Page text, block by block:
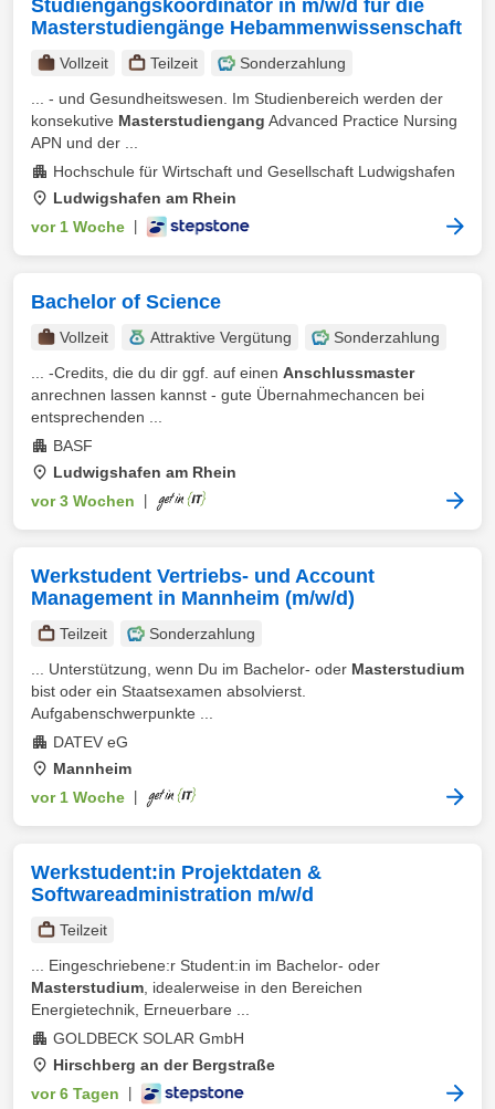
Studiengangskoordinator in m/w/d für die
Masterstudiengänge Hebammenwissenschaft
Vollzeit Teilzeit
Sonderzahlung
... - und Gesundheitswesen. Im Studienbereich werden der
konsekutive Masterstudiengang Advanced Practice Nursing
APN und der ...
Hochschule für Wirtschaft und Gesellschaft Ludwigshafen
Ludwigshafen am Rhein
vor 1 Woche
Bachelor of Science
Vollzeit Attraktive Vergütung
Sonderzahlung
... -Credits, die du dir ggf. auf einen Anschlussmaster
anrechnen lassen kannst - gute Übernahmechancen bei
entsprechenden ...
BASF
Ludwigshafen am Rhein
vor 3 Wochen
Werkstudent Vertriebs- und Account
Management in Mannheim (m/w/d)
Teilzeit
Sonderzahlung
... Unterstützung, wenn Du im Bachelor- oder Masterstudium
bist oder ein Staatsexamen absolvierst.
Aufgabenschwerpunkte ...
DATEV eG
Mannheim
vor 1 Woche
Werkstudent:in Projektdaten &
Softwareadministration m/w/d
Teilzeit
... Eingeschriebene:r Student:in im Bachelor- oder
Masterstudium , idealerweise in den Bereichen
Energietechnik, Erneuerbare ...
GOLDBECK SOLAR GmbH
Hirschberg an der Bergstraße
vor 6 Tagen